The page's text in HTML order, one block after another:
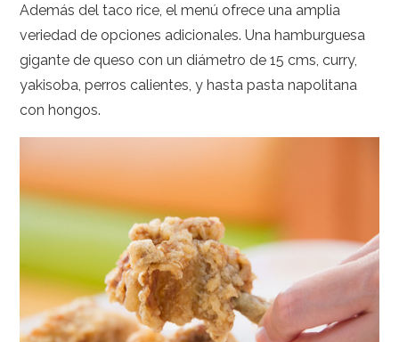
Además del taco rice, el menú ofrece una amplia
veriedad de opciones adicionales. Una hamburguesa
gigante de queso con un diámetro de 15 cms, curry,
yakisoba, perros calientes, y hasta pasta napolitana
con hongos.